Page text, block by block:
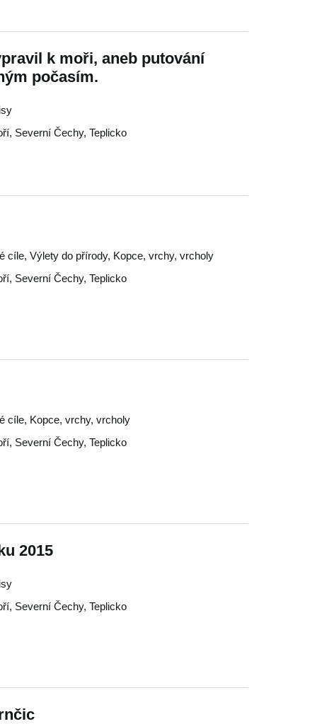
k moři, aneb putování
počasím.
, Severní Čechy, Teplicko
cíle, Výlety do přírody, Kopce, vrchy, vrcholy
, Severní Čechy, Teplicko
cíle, Kopce, vrchy, vrcholy
, Severní Čechy, Teplicko
2015
, Severní Čechy, Teplicko